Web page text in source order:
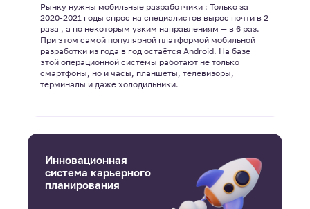
Рынку нужны мобильные разработчики : Только за
2020-2021 годы спрос на специалистов вырос почти в 2
раза , а по некоторым узким направлениям — в 6 раз.
При этом самой популярной платформой мобильной
разработки из года в год остаётся Android. На базе
этой операционной системы работают не только
смартфоны, но и часы, планшеты, телевизоры,
терминалы и даже холодильники.
Инновационная
система карьерного
планирования